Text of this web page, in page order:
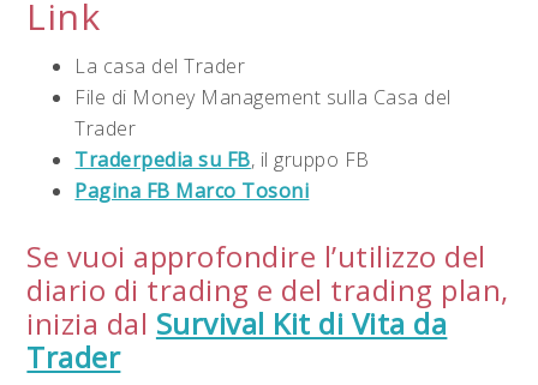
Link
La casa del Trader
File di Money Management sulla Casa del
Trader
Traderpedia su FB, il gruppo FB
Pagina FB Marco Tosoni
Se vuoi approfondire l’utilizzo del
diario di trading e del trading plan,
inizia dal Survival Kit di Vita da
Trader